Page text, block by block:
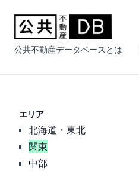
公共不動産データベースとは
エリア
北海道・東北
関東
中部